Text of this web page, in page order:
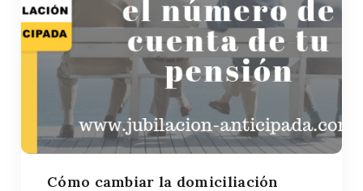
Cómo cambiar la domiciliación